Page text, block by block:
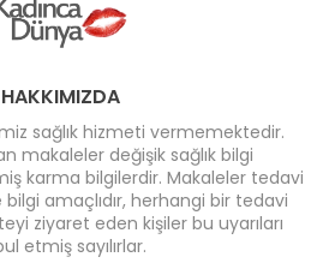
HAKKIMIZDA
sağlık hizmeti vermemektedir.
makaleler değişik sağlık bilgi
karma bilgilerdir. Makaleler tedavi
amaçlıdır, herhangi bir tedavi
ziyaret eden kişiler bu uyarıları
etmiş sayılırlar.